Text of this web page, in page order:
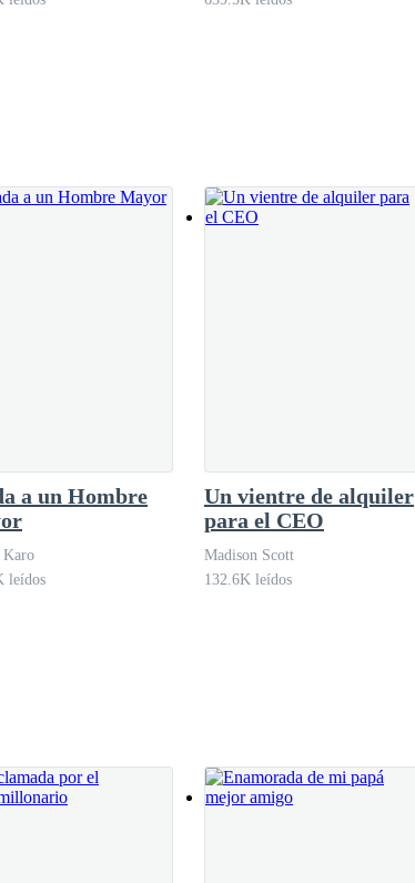
a un Hombre
leídos
Un vientre de alquiler
para el CEO
Madison Scott
132.6K leídos